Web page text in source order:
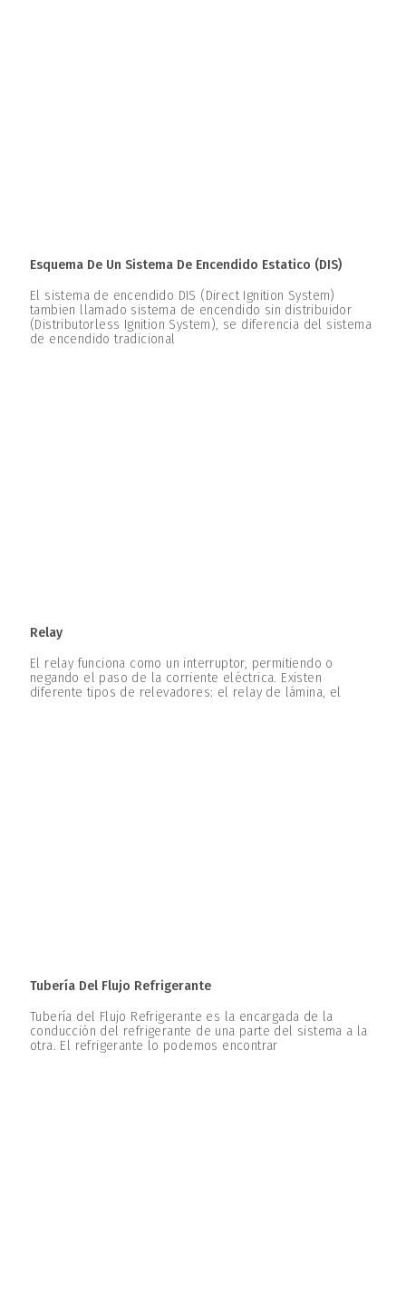
Esquema De Un Sistema De Encendido Estatico (DIS)
El sistema de encendido DIS (Direct Ignition System)
tambien llamado sistema de encendido sin distribuidor
(Distributorless Ignition System), se diferencia del sistema
de encendido tradicional
Relay
El relay funciona como un interruptor, permitiendo o
negando el paso de la corriente eléctrica. Existen
diferente tipos de relevadores: el relay de lámina, el
Tubería Del Flujo Refrigerante
Tubería del Flujo Refrigerante es la encargada de la
conducción del refrigerante de una parte del sistema a la
otra. El refrigerante lo podemos encontrar